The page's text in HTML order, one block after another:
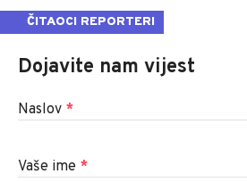
ČITAOCI REPORTERI
Dojavite nam vijest
Naslov *
Vaše ime *